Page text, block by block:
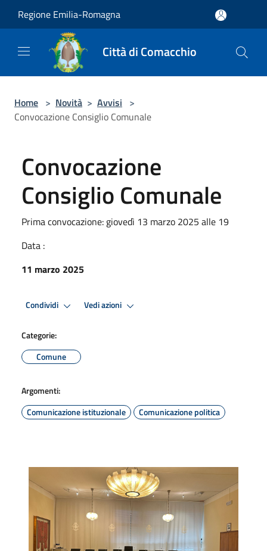
Regione Emilia-Romagna
Città di Comacchio
Home > Novità > Avvisi >
Convocazione Consiglio Comunale
Convocazione
Consiglio Comunale
Prima convocazione: giovedì 13 marzo 2025 alle 19
Data :
11 marzo 2025
Condividi Vedi azioni
Categorie:
Comune
Argomenti:
Comunicazione istituzionale
Comunicazione politica